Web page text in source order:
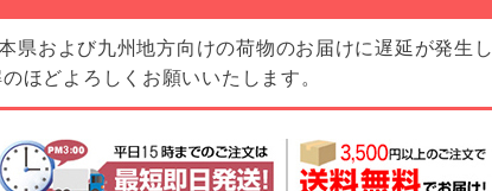
県および九州地方向けの荷物のお届けに遅延が発生し
ほどよろしくお願いいたします。